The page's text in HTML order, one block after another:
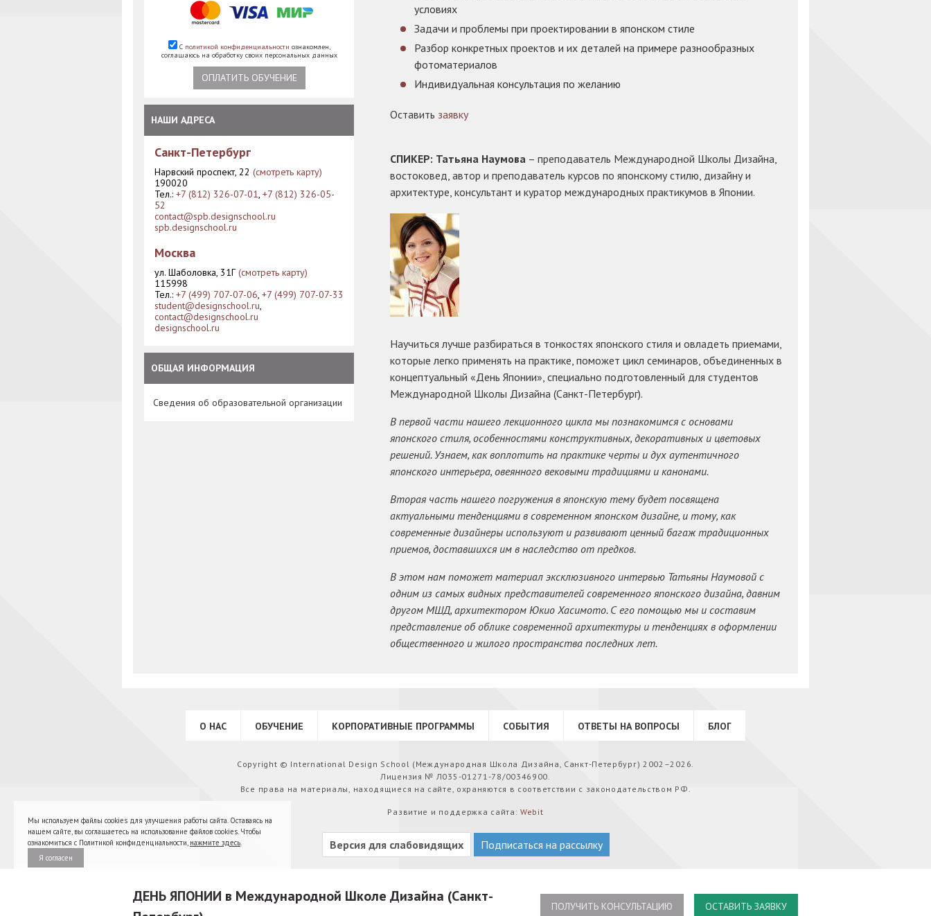
С политикой конфиденциальности ознакомлен,
соглашаюсь на обработку своих персональных данных
ОПЛАТИТЬ ОБУЧЕНИЕ
НАШИ АДРЕСА
Санкт-Петербург
Нарвский проспект, 22 (смотреть карту)
190020
Тел.: +7 (812) 326-07-01, +7 (812) 326-05-
52
contact@spb.designschool.ru
spb.designschool.ru
Москва
ул. Шаболовка, 31Г (смотреть карту)
115998
Тел.: +7 (499) 707-07-06, +7 (499) 707-07-33
student@designschool.ru,
contact@designschool.ru
designschool.ru
ОБЩАЯ ИНФОРМАЦИЯ
Сведения об образовательной организации
условиях
Задачи и проблемы при проектировании в японском стиле
Разбор конкретных проектов и их деталей на примере разнообразных
фотоматериалов
Индивидуальная консультация по желанию
Оставить заявку
СПИКЕР: Татьяна Наумова– преподаватель Международной Школы Дизайна,
востоковед, автор и преподаватель курсов по японскому стилю, дизайну и
архитектуре, консультант и куратор международных практикумов в Японии.
Научиться лучше разбираться в тонкостях японского стиля и овладеть приемами,
которые легко применять на практике, поможет цикл семинаров, объединенных в
концептуальный «День Японии», специально подготовленный для студентов
Международной Школы Дизайна (Санкт-Петербург).
В первой части нашего лекционного цикла мы познакомимся с основами
японского стиля, особенностями конструктивных, декоративных и цветовых
решений. Узнаем, как воплотить на практике черты и дух аутентичного
японского интерьера, овеянного вековыми традициями и канонами.
Вторая часть нашего погружения в японскую тему будет посвящена
актуальными тенденциями в современном японском дизайне, и тому, как
современные дизайнеры используют и развивают ценный багаж традиционных
приемов, доставшихся им в наследство от предков.
В этом нам поможет материал эксклюзивного интервью Татьяны Наумовой с
одним из самых видных представителей современного японского дизайна, давним
другом МШД, архитектором Юкио Хасимото. С его помощью мы и составим
представление об облике современной архитектуры и тенденциях в оформлении
общественного и жилого пространства последних лет.
О НАС ОБУЧЕНИЕ КОРПОРАТИВНЫЕ ПРОГРАММЫ СОБЫТИЯ ОТВЕТЫ НА ВОПРОСЫ БЛОГ
Copyright © International Design School (Международная Школа Дизайна, Санкт-Петербург) 2002–2026.
Лицензия № Л035-01271-78/00346900.
Все права на материалы, находящиеся на сайте, охраняются в соответствии с законодательством РФ.
Развитие и поддержка сайта:Webit
Версия для слабовидящих Подписаться на рассылку
ДЕНЬ ЯПОНИИ в Международной Школе Дизайна (Санкт-
ПОЛУЧИТЬ КОНСУЛЬТАЦИЮ ОСТАВИТЬ ЗАЯВКУ
Мы используем файлы cookies для улучшения работы сайта. Оставаясь на
нашем сайте, вы соглашаетесь на использование файлов cookies. Чтобы
ознакомиться с Политикой конфиденциальности, нажмите здесь.
Я согласен